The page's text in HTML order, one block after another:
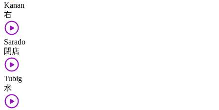
Kanan
右
Sarado
閉店
Tubig
水